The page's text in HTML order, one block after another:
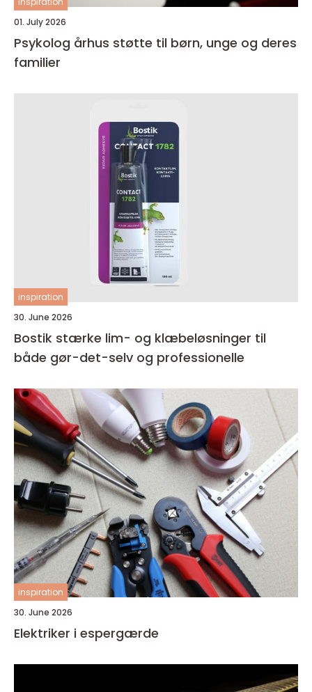
01. July 2026
Psykolog århus støtte til børn, unge og deres
familier
inspiration
30. June 2026
Bostik stærke lim- og klæbeløsninger til
både gør-det-selv og professionelle
inspiration
30. June 2026
Elektriker i espergærde